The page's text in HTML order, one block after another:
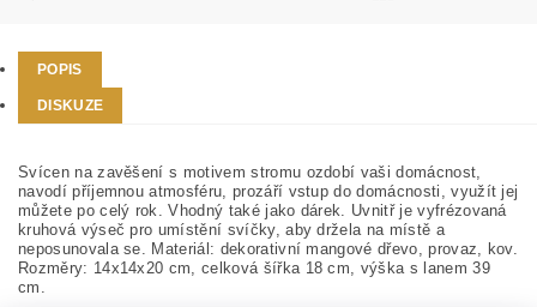
POPIS
DISKUZE
Svícen na zavěšení s motivem stromu ozdobí vaši domácnost,
navodí příjemnou atmosféru, prozáří vstup do domácnosti, využít jej
můžete po celý rok. Vhodný také jako dárek. Uvnitř je vyfrézovaná
kruhová výseč pro umístění svíčky, aby držela na místě a
neposunovala se. Materiál: dekorativní mangové dřevo, provaz, kov.
Rozměry: 14x14x20 cm, celková šířka 18 cm, výška s lanem 39
cm.